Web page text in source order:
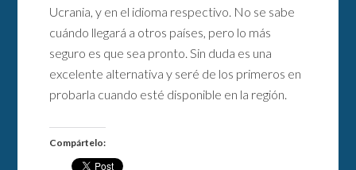
Ucrania, y en el idioma respectivo. No se sabe
cuándo llegará a otros países, pero lo más
seguro es que sea pronto. Sin duda es una
excelente alternativa y seré de los primeros en
probarla cuando esté disponible en la región.
Compártelo: